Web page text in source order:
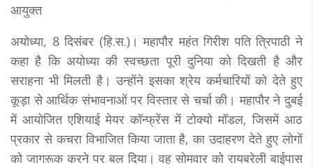
आयुक्त
अयोध्या, 8 दिसंबर (हि.स.)। महापौर महंत गिरीश पति त्रिपाठी ने
कहा है कि अयोध्या की स्वच्छता पूरी दुनिया को दिखती है और
सराहना भी मिलती है। उन्होंने इसका श्रेय कर्मचारियों को देते हुए
कूड़ा से आर्थिक संभावनाओं पर विस्तार से चर्चा की। महापौर ने दुबई
में आयोजित एशियाई मेयर कॉन्फ्रेंस में टोक्यो मॉडल, जिसमें आठ
प्रकार से कचरा विभाजित किया जाता है, का उदाहरण देते हुए लोगों
को जागरूक करने पर बल दिया। वह साेमवार काे रायबरेली बाईपास